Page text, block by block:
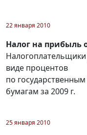
22 января 2010
Налог на прибыль
виде процентов
по
бумагам за 2009 г.
25 января 2010